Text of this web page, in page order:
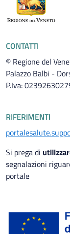
CONTATTI
© Regione del
Palazzo Balbi -
P.Iva:
RIFERIMENTI
Si prega di
segnalazioni
portale